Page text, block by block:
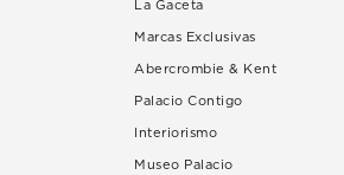
La Gaceta
Marcas Exclusivas
Abercrombie & Kent
Palacio Contigo
Interiorismo
Museo Palacio